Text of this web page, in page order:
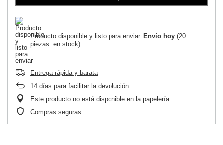
Producto disponible y listo para enviar Envío hoy (20
piezas. en stock)
Entrega rápida y barata
14 días para facilitar la devolución
Este producto no está disponible en la papelería
Compras seguras